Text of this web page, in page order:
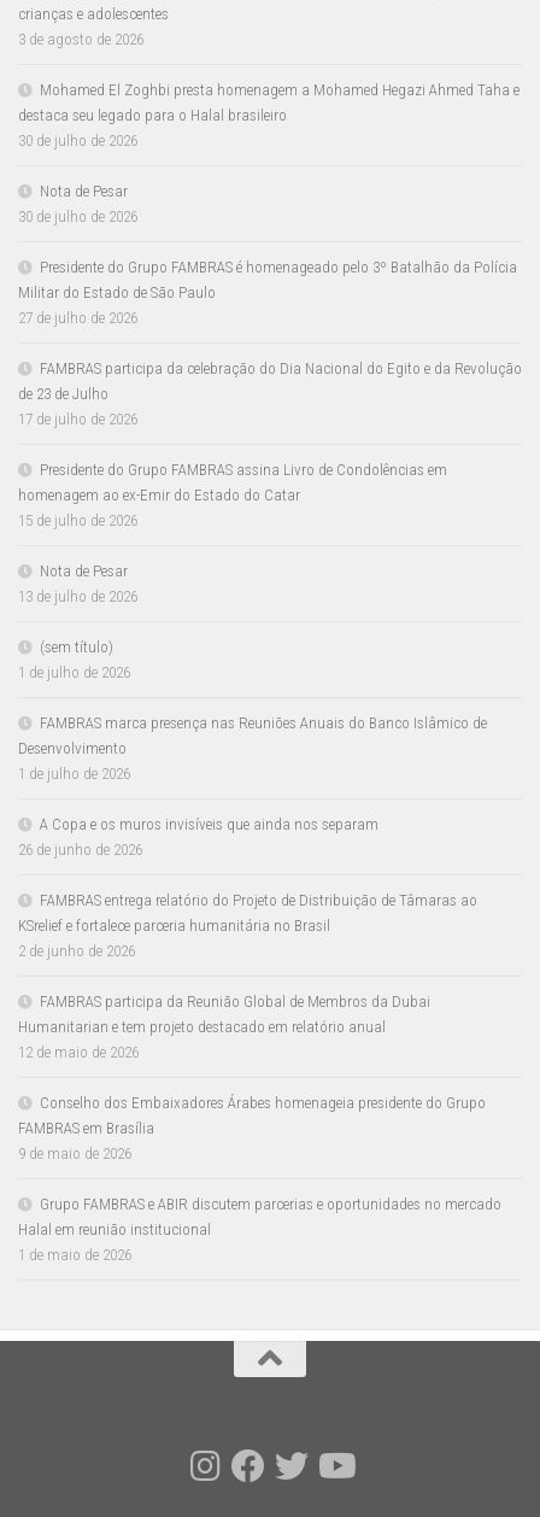
crianças e adolescentes
3 de agosto de 2026
Mohamed El Zoghbi presta homenagem a Mohamed Hegazi Ahmed Taha e
destaca seu legado para o Halal brasileiro
30 de julho de 2026
Nota de Pesar
30 de julho de 2026
Presidente do Grupo FAMBRAS é homenageado pelo 3º Batalhão da Polícia
Militar do Estado de São Paulo
27 de julho de 2026
FAMBRAS participa da celebração do Dia Nacional do Egito e da Revolução
de 23 de Julho
17 de julho de 2026
Presidente do Grupo FAMBRAS assina Livro de Condolências em
homenagem ao ex-Emir do Estado do Catar
15 de julho de 2026
Nota de Pesar
13 de julho de 2026
(sem título)
1 de julho de 2026
FAMBRAS marca presença nas Reuniões Anuais do Banco Islâmico de
Desenvolvimento
1 de julho de 2026
A Copa e os muros invisíveis que ainda nos separam
26 de junho de 2026
FAMBRAS entrega relatório do Projeto de Distribuição de Tâmaras ao
KSrelief e fortalece parceria humanitária no Brasil
2 de junho de 2026
FAMBRAS participa da Reunião Global de Membros da Dubai
Humanitarian e tem projeto destacado em relatório anual
12 de maio de 2026
Conselho dos Embaixadores Árabes homenageia presidente do Grupo
FAMBRAS em Brasília
9 de maio de 2026
Grupo FAMBRAS e ABIR discutem parcerias e oportunidades no mercado
Halal em reunião institucional
1 de maio de 2026